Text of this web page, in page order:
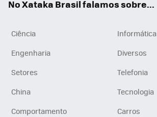
No Xataka Brasil falamos sobre...
Ciência
Informática
Engenharia
Diversos
Setores
Telefonia
China
Tecnologia
Comportamento
Carros